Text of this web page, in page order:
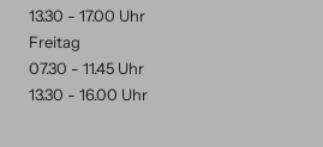
13.30 - 17.00 Uhr
Freitag
07.30 - 11.45 Uhr
13.30 - 16.00 Uhr